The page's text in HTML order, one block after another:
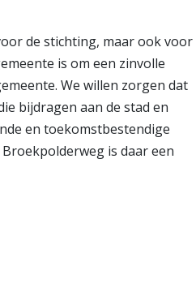
de stichting, maar ook voor
is om een zinvolle
We willen zorgen dat
bijdragen aan de stad en
en toekomstbestendige
is daar een